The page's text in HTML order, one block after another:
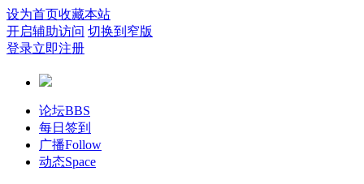
设为首页收藏本站
开启辅助访问 切换到窄版
登录立即注册
论坛BBS
每日签到
广播Follow
动态Space